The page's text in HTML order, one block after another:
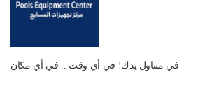
في متناول يدك! في أي وقت .. في أي مكان